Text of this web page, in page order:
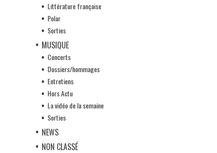
Littérature française
Polar
Sorties
MUSIQUE
Concerts
Dossiers/hommages
Entretiens
Hors Actu
La vidéo de la semaine
Sorties
NEWS
NON CLASSÉ